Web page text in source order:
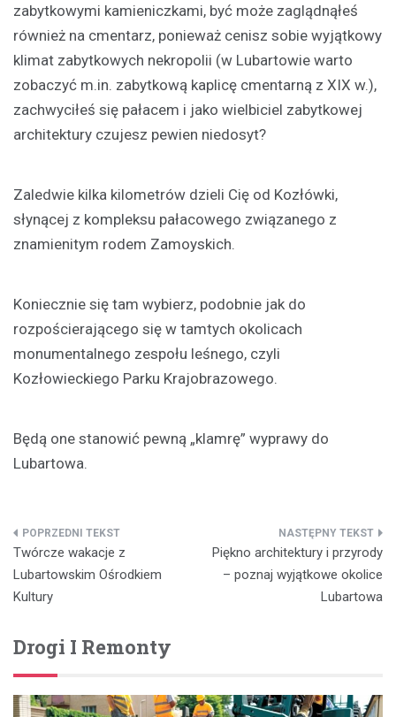
zabytkowymi kamieniczkami, być może zaglądnąłeś
również na cmentarz, ponieważ cenisz sobie wyjątkowy
klimat zabytkowych nekropolii (w Lubartowie warto
zobaczyć m.in. zabytkową kaplicę cmentarną z XIX w.),
zachwyciłeś się pałacem i jako wielbiciel zabytkowej
architektury czujesz pewien niedosyt?
Zaledwie kilka kilometrów dzieli Cię od Kozłówki,
słynącej z kompleksu pałacowego związanego z
znamienitym rodem Zamoyskich.
Koniecznie się tam wybierz, podobnie jak do
rozpościerającego się w tamtych okolicach
monumentalnego zespołu leśnego, czyli
Kozłowieckiego Parku Krajobrazowego.
Będą one stanowić pewną „klamrę” wyprawy do
Lubartowa.
Nawigacja
wpisu
Twórcze wakacje z
Lubartowskim Ośrodkiem
Kultury
Piękno architektury i przyrody
– poznaj wyjątkowe okolice
Lubartowa
Drogi I Remonty